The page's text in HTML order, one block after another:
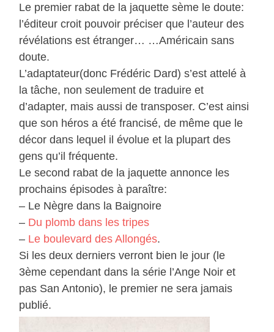
Le premier rabat de la jaquette sème le doute:
l’éditeur croit pouvoir préciser que l’auteur des
révélations est étranger… …Américain sans
doute.
L’adaptateur(donc Frédéric Dard) s’est attelé à
la tâche, non seulement de traduire et
d’adapter, mais aussi de transposer. C’est ainsi
que son héros a été francisé, de même que le
décor dans lequel il évolue et la plupart des
gens qu’il fréquente.
Le second rabat de la jaquette annonce les
prochains épisodes à paraître:
– Le Nègre dans la Baignoire
– Du plomb dans les tripes
– Le boulevard des Allongés.
Si les deux derniers verront bien le jour (le
3ème cependant dans la série l’Ange Noir et
pas San Antonio), le premier ne sera jamais
publié.